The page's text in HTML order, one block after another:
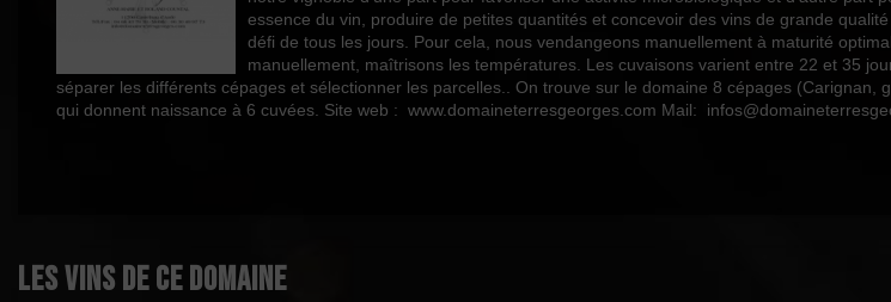
2022
Volume 75cl
Rayons
Vins
essence du vin, produire de petites quantités et concevoir des vins de grande
défi de tous les jours. Pour cela, nous vendangeons manuellement à maturité
manuellement, maîtrisons les températures. Les cuvaisons varient entre 22 et 35
séparer les différents cépages et sélectionner les parcelles.. On trouve sur le domaine 8 cépages
qui donnent naissance à 6 cuvées. Site web : www.domaineterresgeorges.com Mail:
Les vins de ce domaine